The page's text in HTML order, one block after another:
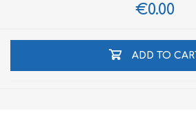
€0.00
ADD TO